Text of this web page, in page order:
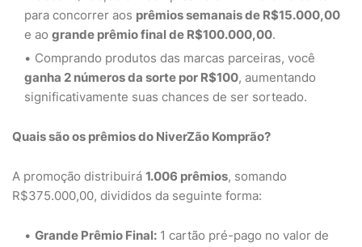
para concorrer aos prêmios semanais de R$15.000,00
e ao grande prêmio final de R$100.000,00.
Comprando produtos das marcas parceiras, você
ganha 2 números da sorte por R$100, aumentando
significativamente suas chances de ser sorteado.
Quais são os prêmios do NiverZão Komprão?
A promoção distribuirá 1.006 prêmios, somando
R$375.000,00, divididos da seguinte forma:
Grande Prêmio Final: 1 cartão pré-pago no valor de